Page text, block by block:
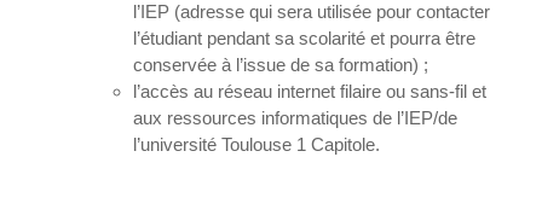
l’IEP (adresse qui sera utilisée pour contacter
l’étudiant pendant sa scolarité et pourra être
conservée à l’issue de sa formation) ;
l’accès au réseau internet filaire ou sans-fil et
aux ressources informatiques de l’IEP/de
l’université Toulouse 1 Capitole.